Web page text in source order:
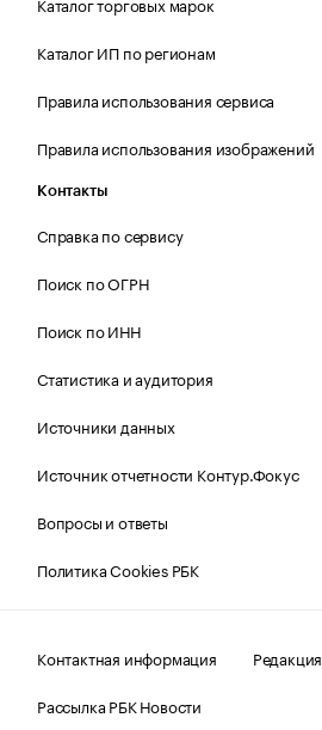
Каталог ИП по регионам
Правила использования сервиса
Правила использования изображений
Контакты
Справка по сервису
Поиск по ОГРН
Поиск по ИНН
Статистика и аудитория
Источники данных
Источник отчетности Контур.Фокус
Вопросы и ответы
Политика Cookies РБК
Контактная информация
Редакция
Рассылка РБК Новости